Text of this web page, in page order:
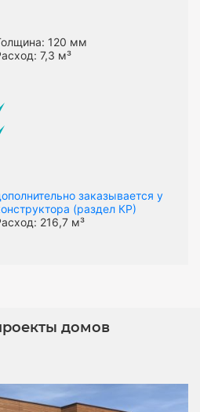
120 мм
7,3 м³
заказывается у
(раздел КР)
216,7 м³
домов